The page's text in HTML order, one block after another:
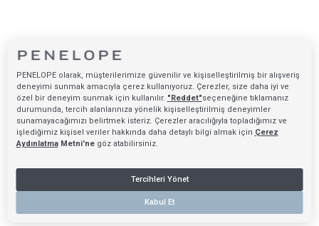
PENELOPE olarak, müşterilerimize güvenilir ve kişiselleştirilmiş bir alışveriş
deneyimi sunmak amacıyla çerez kullanıyoruz. Çerezler, size daha iyi ve
özel bir deneyim sunmak için kullanılır. "Reddet"seçeneğine tıklamanız
durumunda, tercih alanlarınıza yönelik kişiselleştirilmiş deneyimler
sunamayacağımızı belirtmek isteriz. Çerezler aracılığıyla topladığımız ve
işlediğimiz kişisel veriler hakkında daha detaylı bilgi almak için Çerez
AydınlatmaMetni'negöz atabilirsiniz.
Tercihleri Yönet
Kabul Et